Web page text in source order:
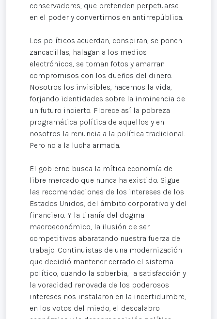
conservadores, que pretenden perpetuarse
en el poder y convertirnos en antirrepública.
Los políticos acuerdan, conspiran, se ponen
zancadillas, halagan a los medios
electrónicos, se toman fotos y amarran
compromisos con los dueños del dinero.
Nosotros los invisibles, hacemos la vida,
forjando identidades sobre la inminencia de
un futuro incierto. Florece así la pobreza
programática política de aquellos y en
nosotros la renuncia a la política tradicional.
Pero no a la lucha armada.
El gobierno busca la mítica economía de
libre mercado que nunca ha existido. Sigue
las recomendaciones de los intereses de los
Estados Unidos, del ámbito corporativo y del
financiero. Y la tiranía del dogma
macroeconómico, la ilusión de ser
competitivos abaratando nuestra fuerza de
trabajo. Continuistas de una modernización
que decidió mantener cerrado el sistema
político, cuando la soberbia, la satisfacción y
la voracidad renovada de los poderosos
intereses nos instalaron en la incertidumbre,
en los votos del miedo, el descalabro